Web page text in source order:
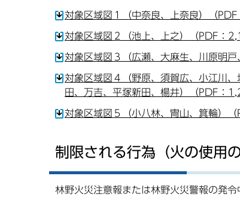
対象区域図１（中奈良、上奈良）（
対象区域図２（池上、上之）（PDF：
対象区域図３（広瀬、大麻生、川原明
対象区域図４（野原、須賀広、小江川
田、万吉、平塚新田、楊井）（PDF：
対象区域図５（小八林、冑山、箕輪）
制限される行為（火の使用の
林野火災注意報または林野火災警報の発令